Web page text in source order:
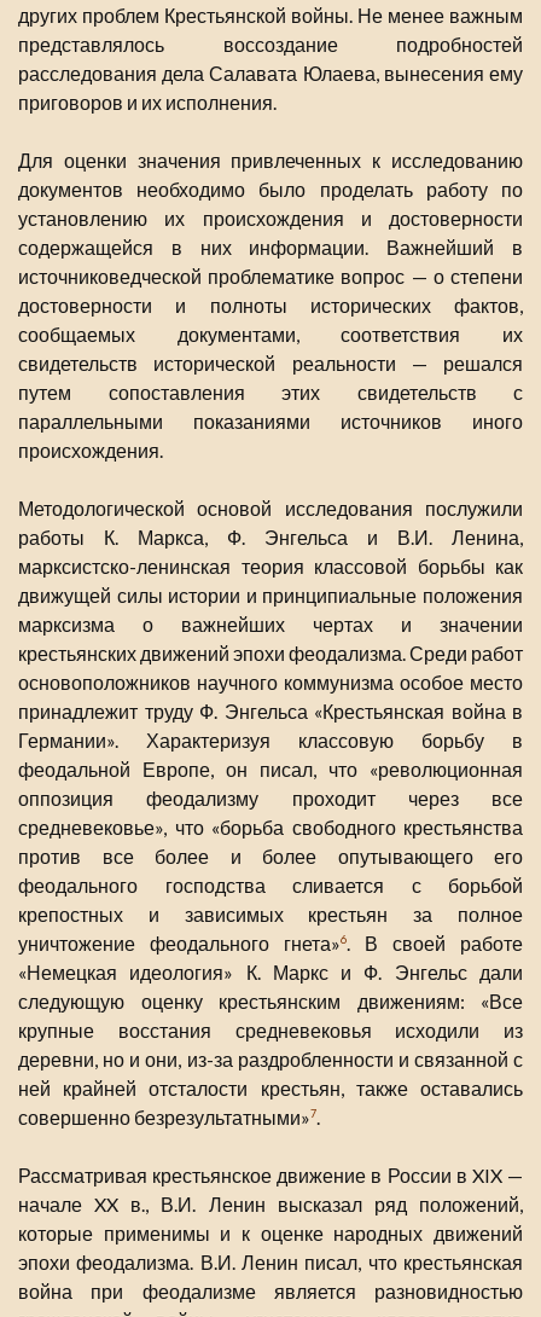
других проблем Крестьянской войны. Не менее важным
представлялось воссоздание подробностей
расследования дела Салавата Юлаева, вынесения ему
приговоров и их исполнения.
Для оценки значения привлеченных к исследованию
документов необходимо было проделать работу по
установлению их происхождения и достоверности
содержащейся в них информации. Важнейший в
источниковедческой проблематике вопрос — о степени
достоверности и полноты исторических фактов,
сообщаемых документами, соответствия их
свидетельств исторической реальности — решался
путем сопоставления этих свидетельств с
параллельными показаниями источников иного
происхождения.
Методологической основой исследования послужили
работы К. Маркса, Ф. Энгельса и В.И. Ленина,
марксистско-ленинская теория классовой борьбы как
движущей силы истории и принципиальные положения
марксизма о важнейших чертах и значении
крестьянских движений эпохи феодализма. Среди работ
основоположников научного коммунизма особое место
принадлежит труду Ф. Энгельса «Крестьянская война в
Германии». Характеризуя классовую борьбу в
феодальной Европе, он писал, что «революционная
оппозиция феодализму проходит через все
средневековье», что «борьба свободного крестьянства
против все более и более опутывающего его
феодального господства сливается с борьбой
крепостных и зависимых крестьян за полное
уничтожение феодального гнета»6. В своей работе
«Немецкая идеология» К. Маркс и Ф. Энгельс дали
следующую оценку крестьянским движениям: «Все
крупные восстания средневековья исходили из
деревни, но и они, из-за раздробленности и связанной с
ней крайней отсталости крестьян, также оставались
совершенно безрезультатными»7.
Рассматривая крестьянское движение в России в XIX —
начале XX в., В.И. Ленин высказал ряд положений,
которые применимы и к оценке народных движений
эпохи феодализма. В.И. Ленин писал, что крестьянская
война при феодализме является разновидностью